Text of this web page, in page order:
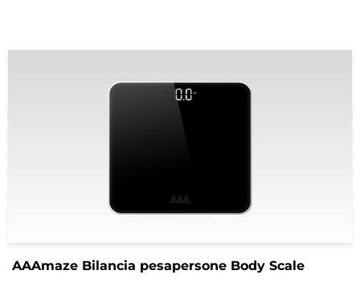
AAAmaze Bilancia pesapersone Body Scale